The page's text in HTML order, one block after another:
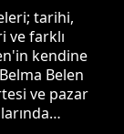
tarihi,
ve farklı
kendine
Belen
ve pazar